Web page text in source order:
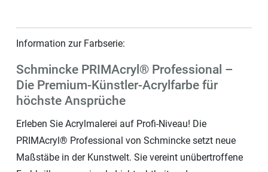
Information zur Farbserie:
Schmincke PRIMAcryl® Professional –
Die Premium-Künstler-Acrylfarbe für
höchste Ansprüche
Erleben Sie Acrylmalerei auf Profi-Niveau! Die
PRIMAcryl® Professional von Schmincke setzt neue
Maßstäbe in der Kunstwelt. Sie vereint unübertroffene